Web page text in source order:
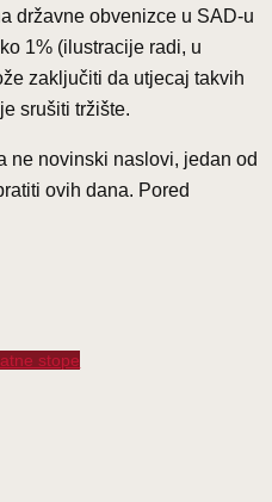
državne obvenizce u SAD-u
1% (ilustracije radi, u
zaključiti da utjecaj takvih
srušiti tržište.
ne novinski naslovi, jedan od
ovih dana. Pored
stope